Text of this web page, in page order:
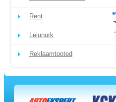
Rent
Leiunurk
Reklaamtooted